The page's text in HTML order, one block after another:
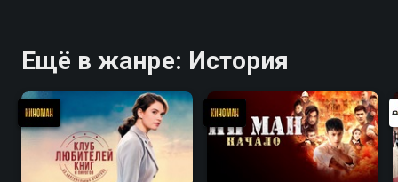
Ещё в жанре: История